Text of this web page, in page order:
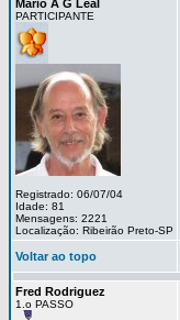
Mário A G Leal
PARTICIPANTE
Registrado: 06/07/04
Idade: 81
Mensagens: 2221
Localização: Ribeirão Preto-SP
Voltar ao topo
Fred Rodriguez
1.o PASSO